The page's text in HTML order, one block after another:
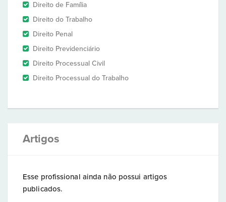
Direito de Família
Direito do Trabalho
Direito Penal
Direito Previdenciário
Direito Processual Civil
Direito Processual do Trabalho
Artigos
Esse profissional ainda não possui artigos
publicados.